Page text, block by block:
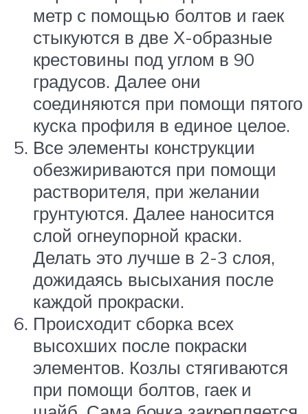
метр с помощью болтов и гаек
стыкуются в две Х-образные
крестовины под углом в 90
градусов. Далее они
соединяются при помощи пятого
куска профиля в единое целое.
Все элементы конструкции
обезжириваются при помощи
растворителя, при желании
грунтуются. Далее наносится
слой огнеупорной краски.
Делать это лучше в 2-3 слоя,
дожидаясь высыхания после
каждой прокраски.
Происходит сборка всех
высохших после покраски
элементов. Козлы стягиваются
при помощи болтов, гаек и